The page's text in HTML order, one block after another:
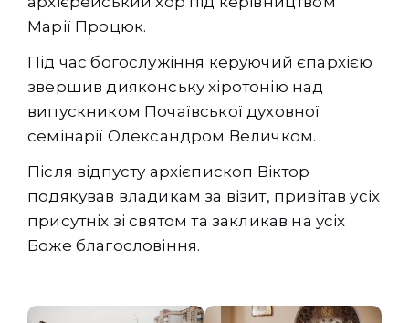
Марії Процюк.
Під час богослужіння керуючий єпархією
звершив дияконську хіротонію над
випускником Почаївської духовної
семінарії Олександром Величком.
Після відпусту архієпископ Віктор
подякував владикам за візит, привітав усіх
присутніх зі святом та закликав на усіх
Боже благословіння.